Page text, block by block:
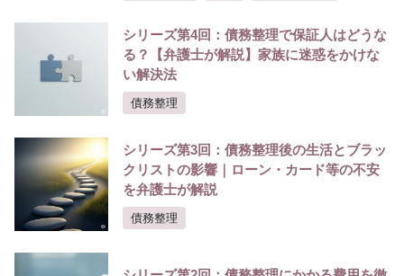
シリーズ第4回：債務整理で保証人はどうな
る？【弁護士が解説】家族に迷惑をかけな
い解決法
債務整理
シリーズ第3回：債務整理後の生活とブラッ
クリストの影響｜ローン・カード等の不安
を弁護士が解説
債務整理